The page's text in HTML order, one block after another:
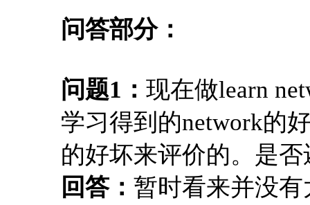
问答部分：
问题1： 现在做learn
学习得到的network的
的好坏来评价的。是
回答： 暂时看来并没